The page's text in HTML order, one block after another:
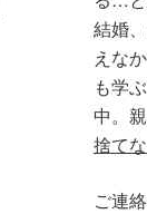
結婚
えな
も学
中。
捨て
ご連